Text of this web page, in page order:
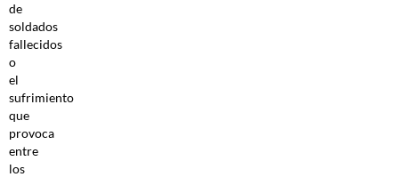
de
soldados
fallecidos
o
el
sufrimiento
que
provoca
entre
los